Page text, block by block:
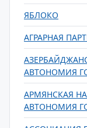
ЯБЛОКО
АГРАРНАЯ
АВТОНОМИЯ
АРМЯНСКАЯ
АВТОНОМИЯ